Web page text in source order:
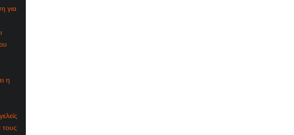
για
η
τους